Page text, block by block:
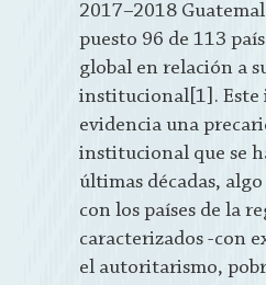
2017–2018
puesto 96 de 113
global en relación a
institucional[1]. Este
evidencia una
institucional que se
últimas décadas,
con los países de la
caracterizados -con
el autoritarismo,